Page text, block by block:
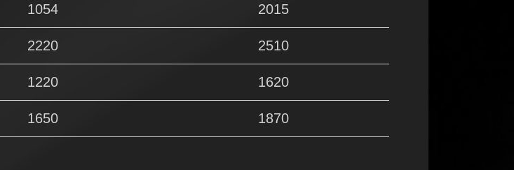
1054 2015
2220 2510
1220 1620
1650 1870